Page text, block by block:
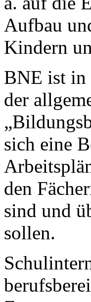
Aufbau
Kindern
BNE ist in
der
sich eine
den
sind und
sollen.